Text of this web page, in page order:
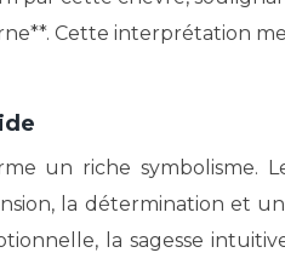
Cette interprétation
un riche symbolisme.
la détermination et
la sagesse